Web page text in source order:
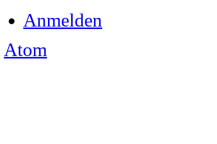
Anmelden
Atom